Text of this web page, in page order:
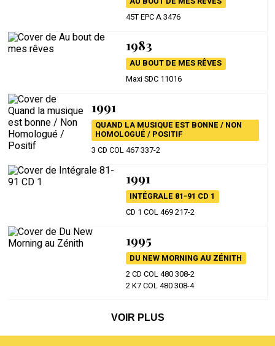
45T EPC A 3476
1983
AU BOUT DE MES RÊVES
Maxi SDC 11016
1991
QUAND LA MUSIQUE EST BONNE / NON
HOMOLOGUÉ / POSITIF
3 CD COL 467 337-2
1991
INTÉGRALE 81-91 CD 1
CD 1 COL 469 217-2
1995
DU NEW MORNING AU ZÉNITH
2 CD COL 480 308-2
2 K7 COL 480 308-4
VOIR PLUS